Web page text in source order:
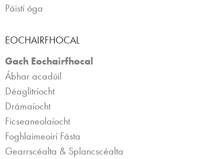
Páistí óga
EOCHAIRFHOCAL
Gach Eochairfhocal
Ábhar acadúil
Déaglitríocht
Drámaíocht
Ficseaneolaíocht
Foghlaimeoirí Fásta
Gearrscéalta & Splancscéalta